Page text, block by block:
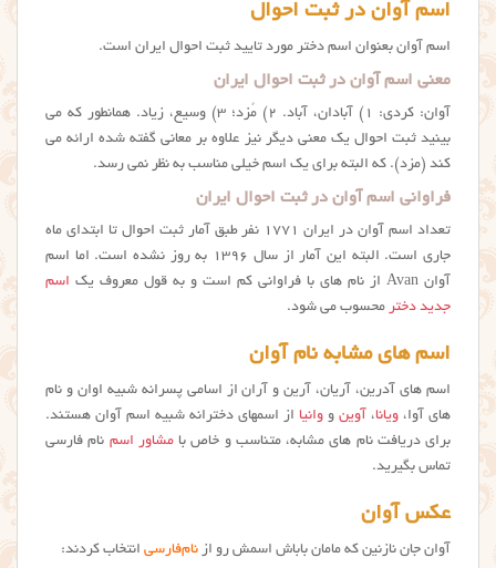
اسم آوان در ثبت احوال
اسم آوان بعنوان اسم دختر مورد تایید ثبت احوال ایران است.
معنی اسم آوان در ثبت احوال ایران
آوان: کردی: ۱) آبادان، آباد. ۲) مُزد؛ ۳) وسیع، زیاد. همانطور که می
بینید ثبت احوال یک معنی دیگر نیز علاوه بر معانی گفته شده ارائه می
کند (مزد). که البته برای یک اسم خیلی مناسب به نظر نمی رسد.
فراوانی اسم آوان در ثبت احوال ایران
تعداد اسم آوان در ایران ۱۷۷۱ نفر طبق آمار ثبت احوال تا ابتدای ماه
جاری است. البته این آمار از سال ۱۳۹۶ به روز نشده است. اما اسم
آوان Avan از نام های با فراوانی کم است و به قول معروف یک
اسم
جدید دختر محسوب می شود.
اسم های مشابه نام آوان
اسم های آدرین، آریان، آرین و آران از اسامی پسرانه شبیه اوان و نام
های آوا، ویانا، آوین و وانیا از اسمهای دخترانه شبیه اسم آوان هستند.
برای دریافت نام های مشابه، متناسب و خاص بامشاور اسم نام فارسی
تماس بگیرید.
عکس آوان
آوان جان نازنین که مامان باباش اسمش رو از نام‌فارسی انتخاب کردند: